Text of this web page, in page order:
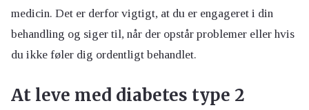
medicin. Det er derfor vigtigt, at du er engageret i din
behandling og siger til, når der opstår problemer eller hvis
du ikke føler dig ordentligt behandlet.
At leve med diabetes type 2